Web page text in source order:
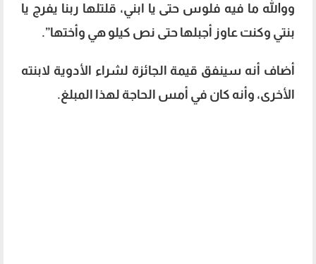
ووالله ما فيه فلوس حتى يا ابني، قلتلها ربنا يفرج يا
بنتي وكنت عاوز أجبلها حتى نص كيلو هي وأختها”.
أضاف أنه سينفق قيمة الجائزة لشراء الأدوية لابنته
الأخرى، وأنه كان في أمس الحاجة لهذا المبلغ.